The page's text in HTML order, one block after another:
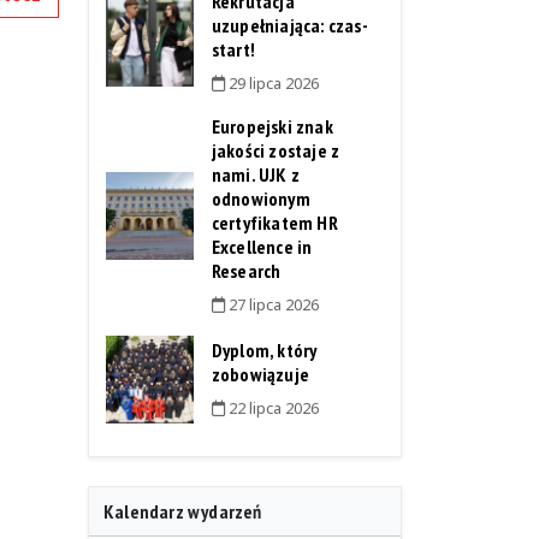
uzupełniająca: czas-
start!
29 lipca 2026
Europejski znak
jakości zostaje z
nami. UJK z
odnowionym
certyfikatem HR
Excellence in
Research
27 lipca 2026
Dyplom, który
zobowiązuje
22 lipca 2026
Kalendarz wydarzeń